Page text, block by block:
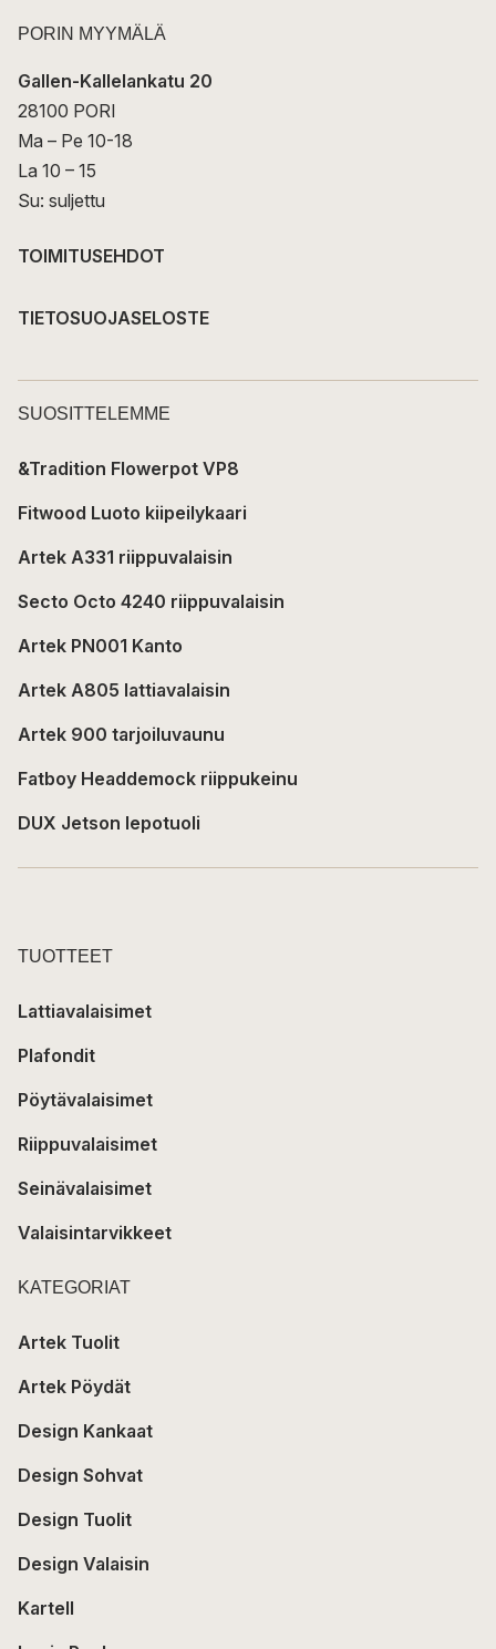
PORIN MYYMÄLÄ
Gallen-Kallelankatu 20
28100 PORI
Ma – Pe 10-18
La 10 – 15
Su: suljettu
TOIMITUSEHDOT
TIETOSUOJASELOSTE
SUOSITTELEMME
&Tradition Flowerpot VP8
Fitwood Luoto kiipeilykaari
Artek A331 riippuvalaisin
Secto Octo 4240 riippuvalaisin
Artek PN001 Kanto
Artek A805 lattiavalaisin
Artek 900 tarjoiluvaunu
Fatboy Headdemock riippukeinu
DUX Jetson lepotuoli
TUOTTEET
Lattiavalaisimet
Plafondit
Pöytävalaisimet
Riippuvalaisimet
Seinävalaisimet
Valaisintarvikkeet
KATEGORIAT
Artek Tuolit
Artek Pöydät
Design Kankaat
Design Sohvat
Design Tuolit
Design Valaisin
Kartell